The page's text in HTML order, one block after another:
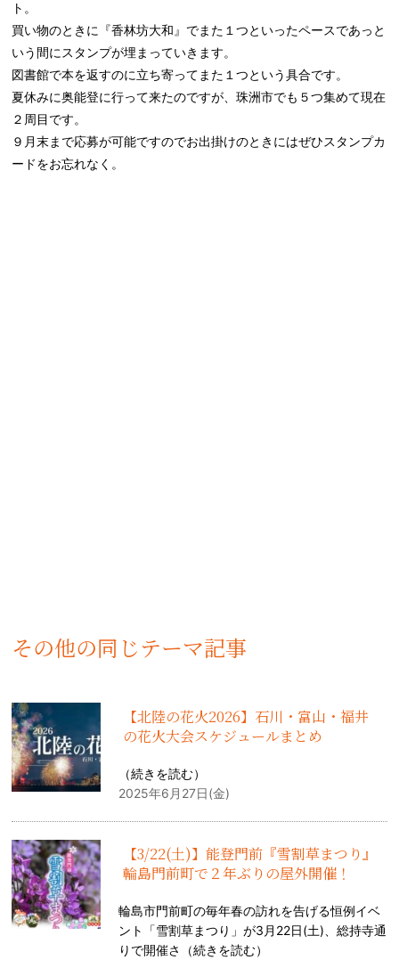
ト。
買い物のときに『香林坊大和』でまた１つといったペースであっと
いう間にスタンプが埋まっていきます。
図書館で本を返すのに立ち寄ってまた１つという具合です。
夏休みに奥能登に行って来たのですが、珠洲市でも５つ集めて現在
２周目です。
９月末まで応募が可能ですのでお出掛けのときにはぜひスタンプカ
ードをお忘れなく。
その他の同じテーマ記事
【北陸の花火2026】石川・富山・福井
の花火大会スケジュールまとめ
（続きを読む）
2025年6月27日(金)
【3/22(土)】能登門前『雪割草まつり』
輪島門前町で２年ぶりの屋外開催！
輪島市門前町の毎年春の訪れを告げる恒例イベ
ント「雪割草まつり」が3月22日(土)、総持寺通
りで開催さ（続きを読む）